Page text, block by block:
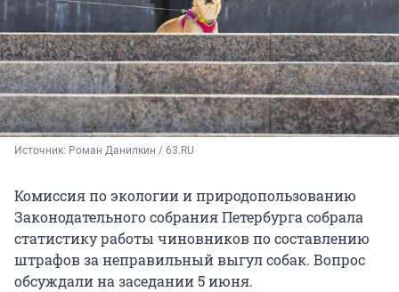
Источник: Роман Данилкин / 63.RU
Комиссия по экологии и природопользованию
Законодательного собрания Петербурга собрала
статистику работы чиновников по составлению
штрафов за неправильный выгул собак. Вопрос
обсуждали на заседании 5 июня.